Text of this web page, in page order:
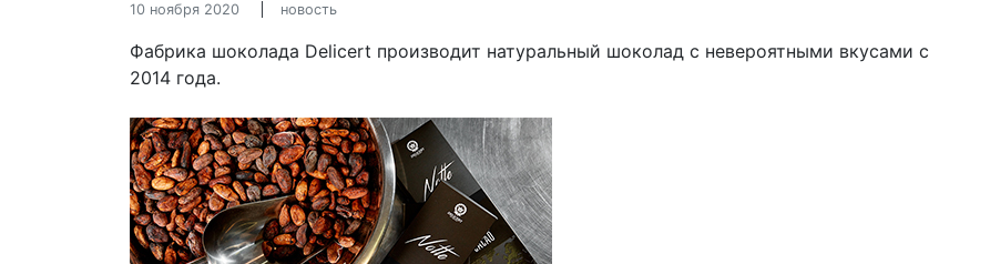
10 ноября 2020 новость
Фабрика шоколада Delicert производит натуральный шоколад с невероятными вкусами с
2014 года.